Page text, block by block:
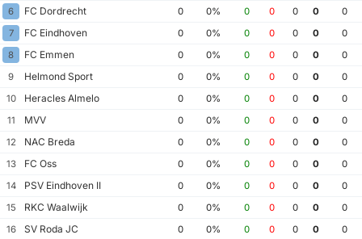
6
FC Dordrecht 0 0% 0 0 0 0
0
7
FC Eindhoven 0 0% 0 0 0 0
0
8
FC Emmen 0 0% 0 0 0 0
0
9
Helmond Sport 0 0% 0 0 0 0
0
10
Heracles Almelo 0 0% 0 0 0 0
0
11
MVV 0 0% 0 0 0 0
0
12
NAC Breda 0 0% 0 0 0 0
0
13
FC Oss 0 0% 0 0 0 0
0
14
PSV Eindhoven II 0 0% 0 0 0 0
0
15
RKC Waalwijk 0 0% 0 0 0 0
0
16
SV Roda JC 0 0% 0 0 0 0
0